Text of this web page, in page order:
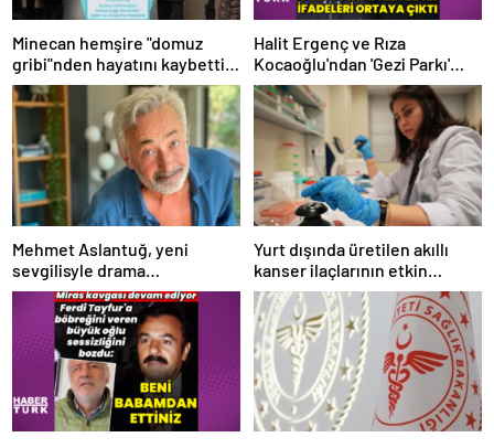
Minecan hemşire "domuz
gribi"nden hayatını kaybetti –
Haberler | Sağlık Haberleri
Halit Ergenç ve Rıza
Kocaoğlu'ndan 'Gezi Parkı'
ifadesi – Magazin haberleri
Mehmet Aslantuğ, yeni
sevgilisyle drama
çalışmalarında tanıştı –
Magazin haberleri
Yurt dışında üretilen akıllı
kanser ilaçlarının etkin
maddesi yerli imkanlarla
geliştirildi | Sağlık Haberleri